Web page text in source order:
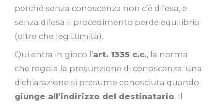
perché senza conoscenza non c’è difesa, e
senza difesa il procedimento perde equilibrio
(oltre che legittimità).
Qui entra in gioco l’art. 1335 c.c., la norma
che regola la presunzione di conoscenza: una
dichiarazione si presume conosciuta quando
giunge all’indirizzo del destinatario. Il